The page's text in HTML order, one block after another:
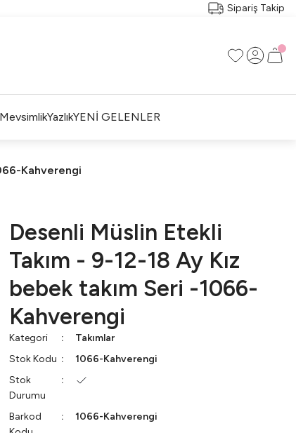
Sipariş Takip
MevsimlikYazlıkYENİ GELENLER
Kahverengi
Desenli Müslin Etekli
Takım - 9-12-18 Ay Kız
bebek takım Seri -1066-
Kahverengi
Kategori
Takımlar
Stok Kodu
1066-Kahverengi
Stok
Durumu
Barkod
1066-Kahverengi